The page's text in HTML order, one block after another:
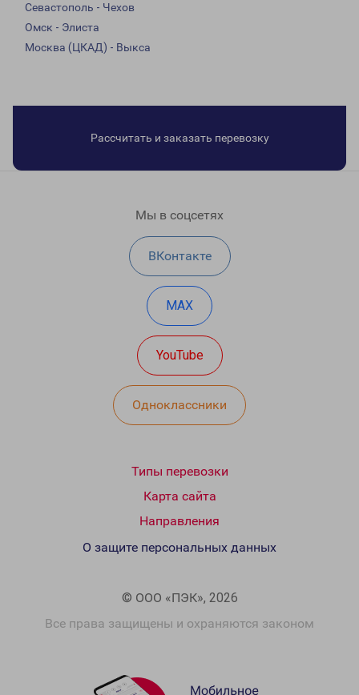
Севастополь - Чехов
Омск - Элиста
Москва (ЦКАД) - Выкса
Рассчитать и заказать перевозку
Мы в соцсетях
ВКонтакте
MAX
YouTube
Одноклассники
Типы перевозки
Карта сайта
Направления
© ООО «ПЭК», 2026
Все права защищены и охраняются законом
О защите персональных данных